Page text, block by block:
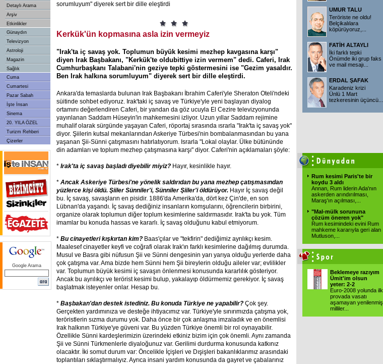
Detaylı Arama
Arşiv
Etkinlikler
Günaydın
Televizyon
Astroloji
Magazin
Sağlık
Cuma
Cumartesi
Pazar Sabah
İşte İnsan
Sinema
20. YILA ÖZEL
Turizm Rehberi
Çizerler
Google Arama
sorumluyum" diyerek sert bir dille eleştirdi
Kerkük'ün kopmasına asla izin vermeyiz
"Irak'ta iç savaş yok. Toplumun büyük kesimi mezhep kavgasına karşı"
diyen Irak Başbakanı, "Kerkük'te oldubittiye izin vermem" dedi. Caferi, Irak
Cumhurbaşkanı Talabani'nin geziye tepki göstermesini ise "Gezim yasaldır.
Ben Irak halkına sorumluyum" diyerek sert bir dille eleştirdi.
Ankara'da temaslarda bulunan Irak Başbakanı İbrahim Caferi'yle Sheraton Oteli'ndeki
süitinde sohbet ediyoruz. Irak'taki iç savaş ve Türkiye'yle yeni başlayan diyalog
ortamını değerlendiren Caferi, bir yandan da göz ucuyla El Cezire televizyonunda
yayınlanan Saddam Hüseyin'in mahkemesini izliyor. Uzun yıllar Saddam rejimine
muhalif olarak sürgünde yaşayan Caferi, röportaj sırasında ısrarla "Irak'ta iç savaş yok"
diyor. Şiilerin kutsal mekanlarından Askeriye Türbesi'nin bombalanmasından bu yana
yaşanan Şii-Sünni çatışmasını hatırlatıyorum. Israrla "Lokal olaylar. Ülke bütününde
din adamları ve toplum mezhep çatışmasına karşı" diyor. Caferi'nin açıklamaları şöyle:
* Irak'ta iç savaş başladı diyebilir miyiz? Hayır, kesinlikle hayır.
* Ancak Askeriye Türbesi'ne yönelik saldırıdan bu yana mezhep çatışmasından
yüzlerce kişi öldü. Şiiler Sünniler'i, Sünniler Şiiler'i öldürüyor. Hayır İç savaş değil
bu. İç savaş, savaşların en pisidir. 1886'da Amerika'da, dört kez Çin'de, en son
Lübnan'da yaşandı. İç savaş dediğiniz insanların komşularını, öğrencilerin birbirini,
organize olarak toplumun diğer toplum kesimlerine saldırmasıdır. Irak'ta bu yok. Tüm
imamlar bu konuda hassas ve kararlı. İç savaş olduğunu kabul etmiyorum.
* Bu cinayetleri kışkırtan kim? Baas'çılar ve "tekfirin" dediğimiz ayrılıkçı kesim.
Maalesef cinayetler keyfi ve coğrafi olarak Irak'ın farklı kesimlerine dağılmış durumda.
Musul ve Basra gibi nüfusun Şii ve Sünni dengesinin yarı yarıya olduğu yerlerde daha
çok çatışma var. Ama bizde hem Sünni hem Şii bireylerin olduğu aileler var; evlilikler
var. Toplumun büyük kesimi iç savaşın önlenmesi konusunda kararlılık gösteriyor.
Ancak bu ayrılıkçı ve terörist kesimi bulup, yakalayıp öldürmemiz gerekiyor. İç savaş
başlatmak isteyenler onlar. Hesap bu.
* Başbakan'dan destek istediniz. Bu konuda Türkiye ne yapabilir? Çok şey.
Gerçekten yardımınıza ve desteğe ihtiyacımız var. Türkiye'yle sınırımızda çatışma yok,
teröristlerin sızma durumu yok. Daha önce bir çok anlaşma imzaladık ve en önemlisi
Irak halkının Türkiye'ye güveni var. Bu yüzden Türkiye önemli bir rol oynayabilir.
Özellikle Sünni kardeşlerimizin üzerindeki etkiniz bizim için çok önemli. Aynı zamanda
Şii ve Sünni Türkmenlerle diyaloğunuz var. Gerilimi durdurma konusunda katkınız
olacaktır. İki somut durum var: Öncelikle İçişleri ve Dışişleri bakanlıklarımız arasındaki
toplantıları sıklaştırmalıyız. Ayrıca insani yardım konusunda da gayret ve çabalarınız
UMUR TALU
Teröriste ne oldu!
Belçikalılara
köpürüyoruz,...
FATİH ALTAYLI
İki farklı tepki
Önümde iki grup faks
ve mail mesajı...
ERDAL ŞAFAK
Karadeniz krizi
Ünlü 1 Mart
tezkeresinin üçüncü...
Rum kesimi Paris'te bir
koydu 3 aldı
Annan, Rum liderin Ada'nın
askerden arındırılması,
Maraş'ın açılması,...
"Mal-mülk sorununa
çözüm öneren yok"
Rum kesimindeki evini Rum
mahkeme kararıyla geri alan
Mutluson,...
Beklemeye razıyım
Ümit'im olsun
yeter: 2-2
Euro-2008 yolunda ilk
provada vasatı
aşamayan yenilenmiş
milliler...